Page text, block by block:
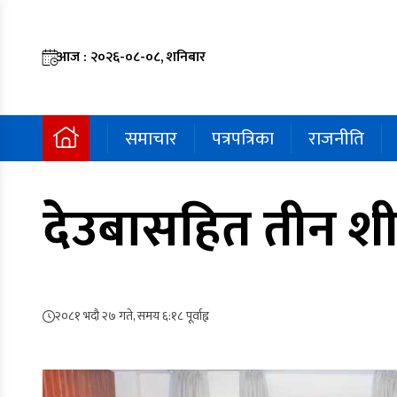
आज : २०२६-०८-०८, शनिबार
समाचार पत्रपत्रिका राजनीति
देउबासहित तीन
२०८१ भदौ २७ गते, समय ६:१८ पूर्वाह्न